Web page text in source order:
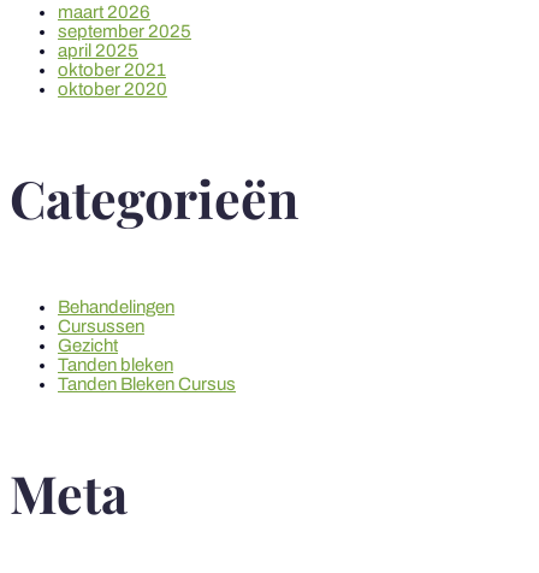
maart 2026
september 2025
april 2025
oktober 2021
oktober 2020
Categorieën
Behandelingen
Cursussen
Gezicht
Tanden bleken
Tanden Bleken Cursus
Meta